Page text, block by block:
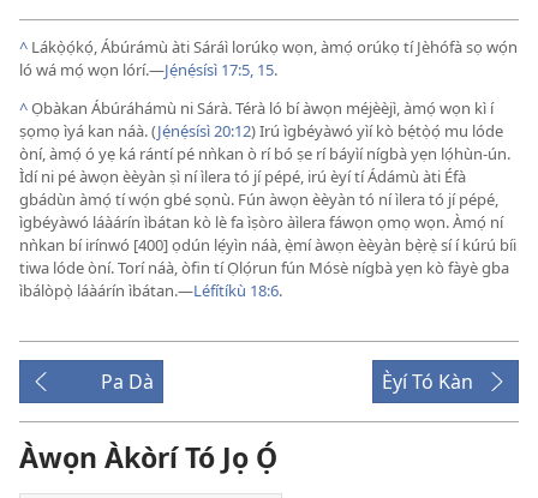
^ Lákọ̀ọ́kọ́, Ábúrámù àti Sáráì lorúkọ wọn, àmọ́ orúkọ tí Jèhófà sọ wọ́n
ló wá mọ́ wọn lórí.—Jẹ́nẹ́sísì 17:5, 15.
^Ọbàkan Ábúráhámù ni Sárà. Térà ló bí àwọn méjèèjì, àmọ́ wọn kì í
ṣọmọ ìyá kan náà. (Jẹ́nẹ́sísì 20:12) Irú ìgbéyàwó yìí kò bẹ́tọ̀ọ́ mu lóde
òní, àmọ́ ó yẹ ká rántí pé nǹkan ò rí bó ṣe rí báyìí nígbà yẹn lọ́hùn-ún.
Ìdí ni pé àwọn èèyàn ṣì ní ìlera tó jí pépé, irú èyí tí Ádámù àti Éfà
gbádùn àmọ́ tí wọ́n gbé sọnù. Fún àwọn èèyàn tó ní ìlera tó jí pépé,
ìgbéyàwó láàárín ìbátan kò lè fa ìṣòro àìlera fáwọn ọmọ wọn. Àmọ́ ní
nǹkan bí irínwó [400] ọdún lẹ́yìn náà, ẹ̀mí àwọn èèyàn bẹ̀rẹ̀ sí í kúrú bíi
tiwa lóde òní. Torí náà, òfin tí Ọlọ́run fún Mósè nígbà yẹn kò fàyè gba
ìbálòpọ̀ láàárín ìbátan.—Léfítíkù 18:6.
Pa Dà Èyí Tó Kàn
Àwọn Àkòrí Tó Jọ Ọ́